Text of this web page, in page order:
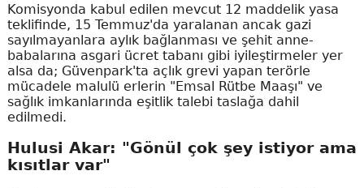
Komisyonda kabul edilen mevcut 12 maddelik yasa
teklifinde, 15 Temmuz'da yaralanan ancak gazi
sayılmayanlara aylık bağlanması ve şehit anne-
babalarına asgari ücret tabanı gibi iyileştirmeler yer
alsa da; Güvenpark'ta açlık grevi yapan terörle
mücadele malulü erlerin "Emsal Rütbe Maaşı" ve
sağlık imkanlarında eşitlik talebi taslağa dahil
edilmedi.
Hulusi Akar: "Gönül çok şey istiyor ama
kısıtlar var"